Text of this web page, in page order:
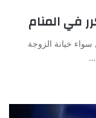
في المنام
سواء خيانة الزوجة